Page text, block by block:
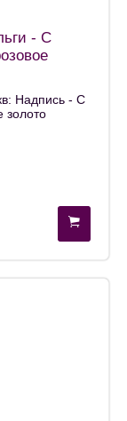
- С
Надпись - С
золото